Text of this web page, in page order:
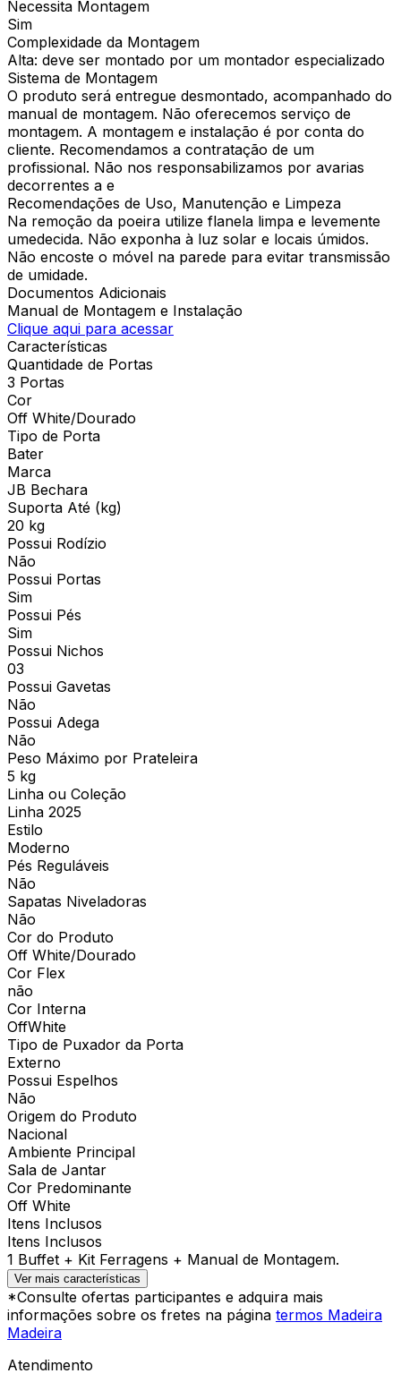
Necessita Montagem
Sim
Complexidade da Montagem
Alta: deve ser montado por um montador especializado
Sistema de Montagem
O produto será entregue desmontado, acompanhado do
manual de montagem. Não oferecemos serviço de
montagem. A montagem e instalação é por conta do
cliente. Recomendamos a contratação de um
profissional. Não nos responsabilizamos por avarias
decorrentes a e
Recomendações de Uso, Manutenção e Limpeza
Na remoção da poeira utilize flanela limpa e levemente
umedecida. Não exponha à luz solar e locais úmidos.
Não encoste o móvel na parede para evitar transmissão
de umidade.
Documentos Adicionais
Manual de Montagem e Instalação
Clique aqui para acessar
Características
Quantidade de Portas
3 Portas
Cor
Off White/Dourado
Tipo de Porta
Bater
Marca
JB Bechara
Suporta Até (kg)
20 kg
Possui Rodízio
Não
Possui Portas
Sim
Possui Pés
Sim
Possui Nichos
03
Possui Gavetas
Não
Possui Adega
Não
Peso Máximo por Prateleira
5 kg
Linha ou Coleção
Linha 2025
Estilo
Moderno
Pés Reguláveis
Não
Sapatas Niveladoras
Não
Cor do Produto
Off White/Dourado
Cor Flex
não
Cor Interna
OffWhite
Tipo de Puxador da Porta
Externo
Possui Espelhos
Não
Origem do Produto
Nacional
Ambiente Principal
Sala de Jantar
Cor Predominante
Off White
Itens Inclusos
Itens Inclusos
1 Buffet + Kit Ferragens + Manual de Montagem.
Ver mais características
*Consulte ofertas participantes e adquira mais
informações sobre os fretes na página termos Madeira
Madeira
Atendimento